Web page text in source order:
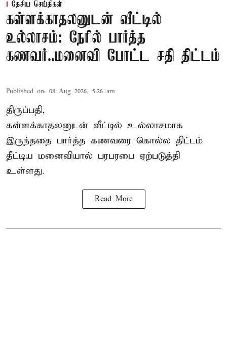
தேசிய செய்திகள்
கள்ளக்காதலனுடன் வீட்டில்
உல்லாசம்: நேரில் பார்த்த
கணவர்..மனைவி போட்ட சதி திட்டம்
Published on: 08 Aug 2026, 5:26 am
திருப்பதி,
கள்ளக்காதலனுடன் வீட்டில் உல்லாசமாக
இருந்ததை பார்த்த கணவரை கொல்ல திட்டம்
தீட்டிய மனைவியால் பரபரபை ஏற்படுத்தி
உள்ளது.
Read More